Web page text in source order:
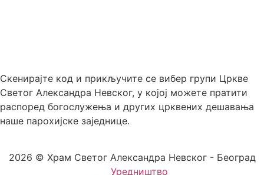
Скенирајте код и прикључите се вибер групи Цркве
Светог Александра Невског, у којој можете пратити
распоред богослужења и других црквених дешавања
наше парохијске заједнице.
2026 © Храм Светог Александра Невског - Београд
Уредништво